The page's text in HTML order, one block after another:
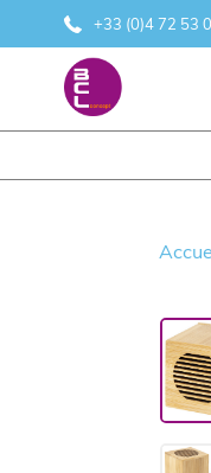
+33 (0)4 72 53